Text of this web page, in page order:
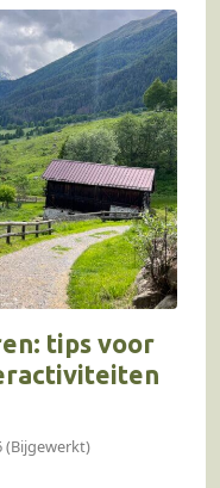
tips voor
(Bijgewerkt)